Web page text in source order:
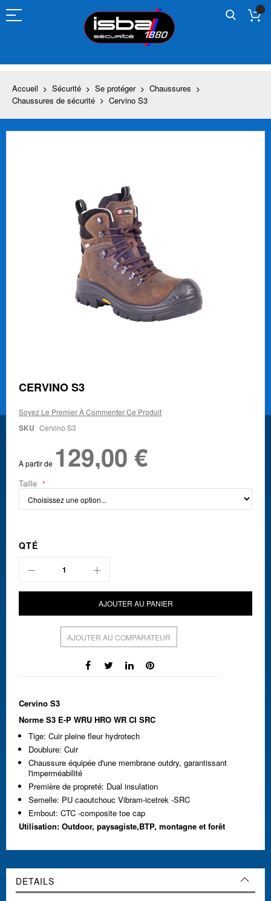
au
contenu
Accueil Sécurité Se protéger
Chaussures
Chaussures de sécurité
Cervino S3
Skip
to
beginning
of
CERVINO S3
Soyez Le Premier À Commenter Ce Produit
SKU Cervino S3
À partir de 129,00 €
Taille
QTÉ
AJOUTER AU PANIER
AJOUTER AU COMPARATEUR
Cervino S3
Norme S3 E-P WRU HRO WR CI SRC
Tige: Cuir pleine fleur hydrotech
Doublure: Cuir
Chaussure équipée d'une membrane outdry, garantissant
l'imperméabilité
Première de propreté: Dual insulation
Semelle: PU caoutchouc Vibram-icetrek -SRC
Embout: CTC -composite toe cap
Utilisation: Outdoor, paysagiste,BTP, montagne et forêt
DETAILS